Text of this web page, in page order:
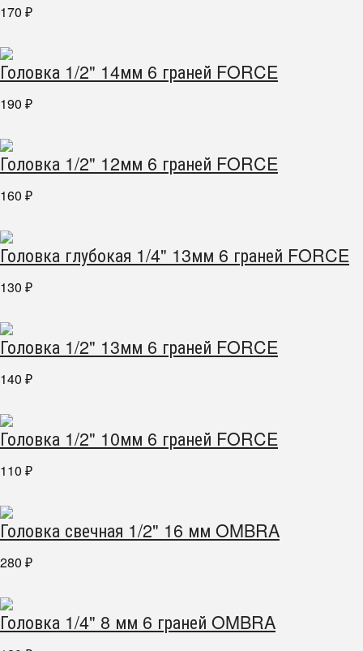
170 ₽
Головка 1/2" 14мм 6 граней FORCE
190 ₽
Головка 1/2" 12мм 6 граней FORCE
160 ₽
Головка глубокая 1/4" 13мм 6 граней FORCE
130 ₽
Головка 1/2" 13мм 6 граней FORCE
140 ₽
Головка 1/2" 10мм 6 граней FORCE
110 ₽
Головка свечная 1/2" 16 мм OMBRA
280 ₽
Головка 1/4" 8 мм 6 граней OMBRA